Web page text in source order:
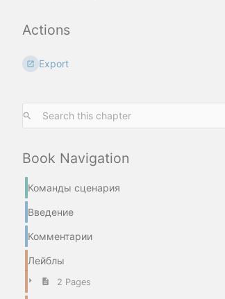
Actions
Export
Book Navigation
Команды сценария
Введение
Комментарии
Лейблы
2 Pages